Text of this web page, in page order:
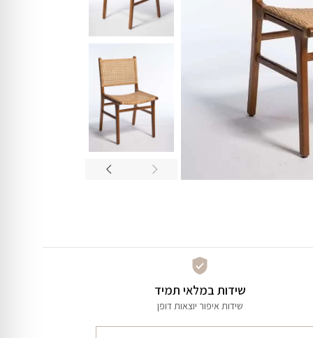
שידות במלאי תמיד
שידות איפור יוצאות דופן